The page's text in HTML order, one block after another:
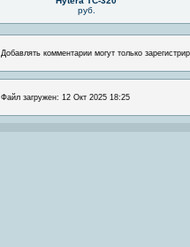
руб.
Добавлять комментарии могут только
Файл загружен: 12 Окт 2025 18:25